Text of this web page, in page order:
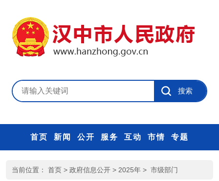
首页 新闻 公开 服务 互动 市情 专题
当前位置： 首页 > 政府信息公开 > 2025年 > 市级部门